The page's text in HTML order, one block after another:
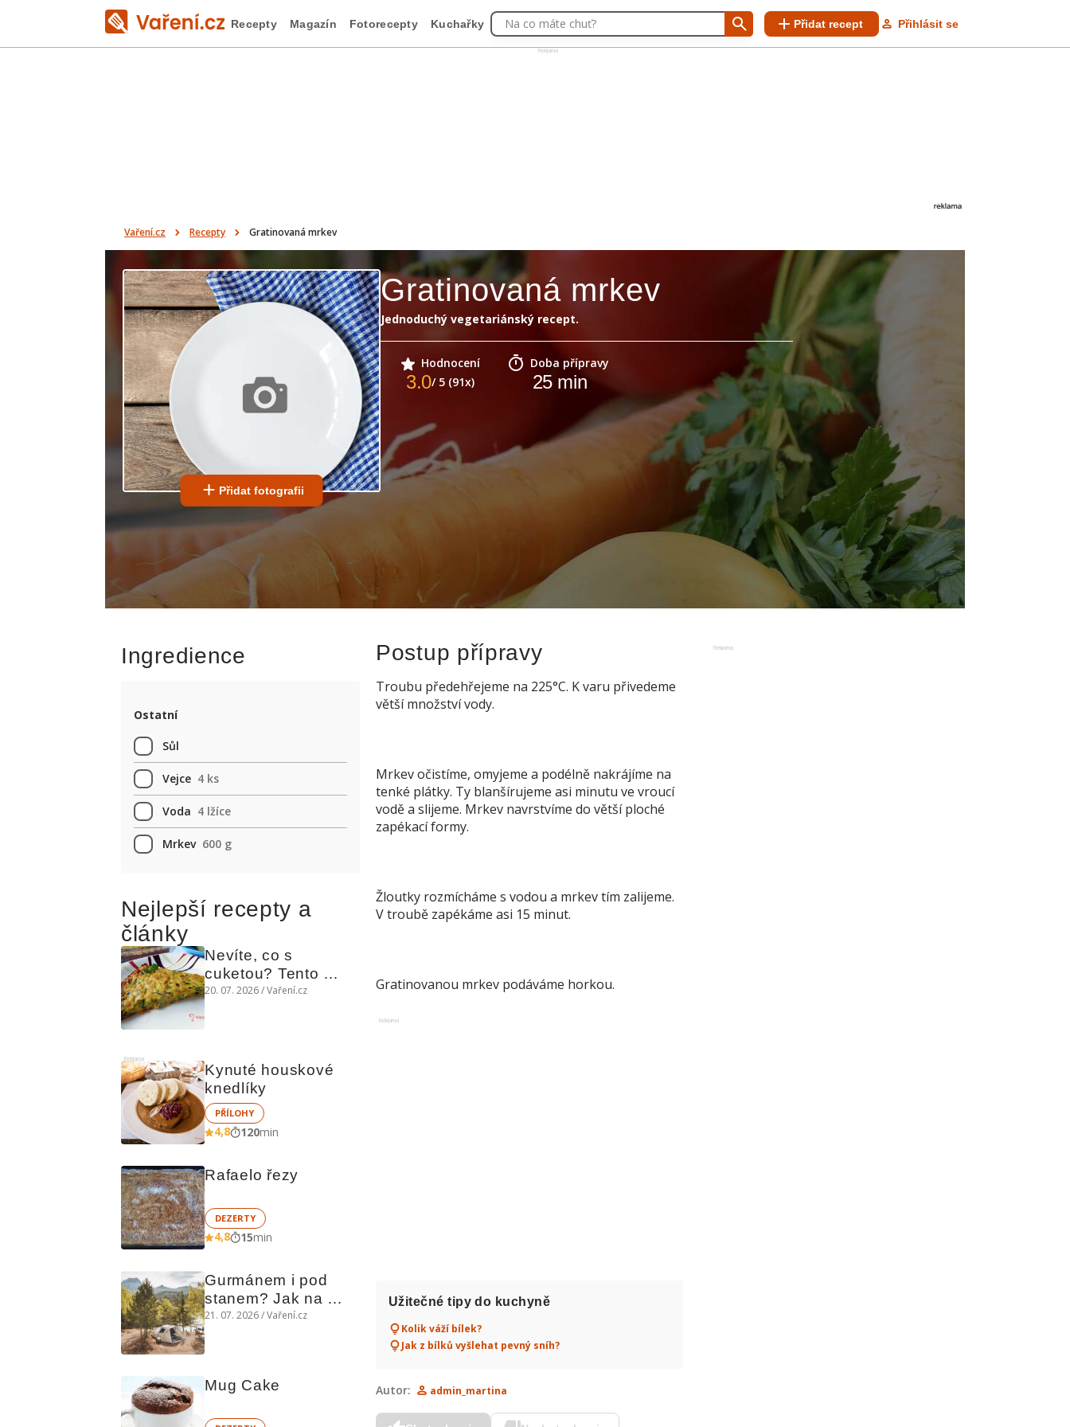
Reklama
Recepty Magazín Fotorecepty Kuchařky Na co máte chuť? Přidat recept Přihlásit se
Vaření.cz Recepty Gratinovaná mrkev
Přidat fotografii
Gratinovaná mrkev
Jednoduchý vegetariánský recept.
Hodnocení
3.0/ 5 (91x)
Doba přípravy
25min
Reklama
Ingredience
Ostatní
Sůl
Vejce 4 ks
Voda 4 lžíce
Mrkev 600 g
Nejlepší recepty a
články
Nevíte, co s
cuketou? Tento
levný slaný koláč
20. 07. 2026 / Vaření.cz
Reklama
Kynuté houskové
knedlíky
PŘÍLOHY
4,8 120min
Rafaelo řezy
DEZERTY
4,8 15min
Gurmánem i pod
stanem? Jak na
polní kuchyni a na
21. 07. 2026 / Vaření.cz
Mug Cake
Postup přípravy
Troubu předehřejeme na 225°C. K varu přivedeme
větší množství vody.
Mrkev očistíme, omyjeme a podélně nakrájíme na
tenké plátky. Ty blanšírujeme asi minutu ve vroucí
vodě a slijeme. Mrkev navrstvíme do větší ploché
zapékací formy.
Žloutky rozmícháme s vodou a mrkev tím zalijeme.
V troubě zapékáme asi 15 minut.
Gratinovanou mrkev podáváme horkou.
Reklama
Užitečné tipy do kuchyně
Kolik váží bílek?
Jak z bílků vyšlehat pevný sníh?
Autor: admin_martina